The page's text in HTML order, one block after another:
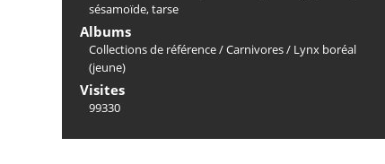
sésamoïde,tarse
Albums
Collections de référence/Carnivores/ Lynx boréal
(jeune)
Visites
99330